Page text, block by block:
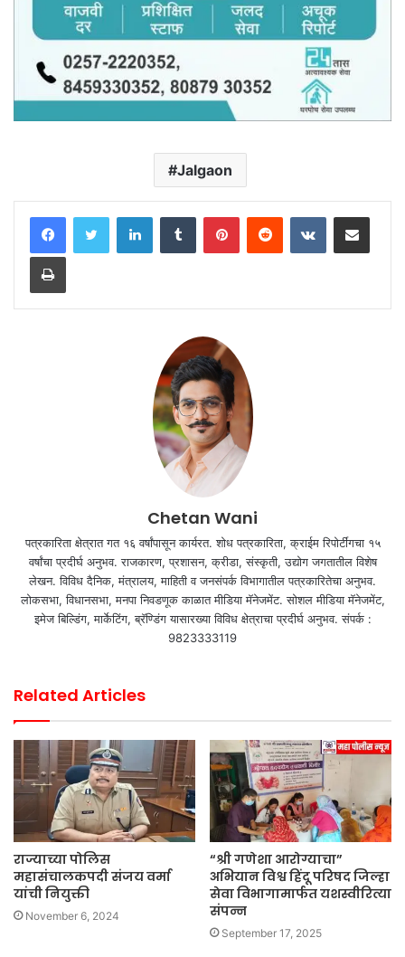
Jalgaon
LinkedInTumblr PinterestReddit VKontakteShare via Email
Print
Chetan Wani
पत्रकारिता क्षेत्रात गत १६ वर्षांपासून कार्यरत. शोध पत्रकारिता, क्राईम रिपोर्टींगचा १५
वर्षांचा प्रदीर्घ अनुभव. राजकारण, प्रशासन, क्रीडा, संस्कृती, उद्योग जगतातील विशेष
लेखन. विविध दैनिक, मंत्रालय, माहिती व जनसंपर्क विभागातील पत्रकारितेचा अनुभव.
लोकसभा, विधानसभा, मनपा निवडणूक काळात मीडिया मॅनेजमेंट. सोशल मीडिया मॅनेजमेंट,
इमेज बिल्डिंग, मार्केटिंग, ब्रॅण्डिंग यासारख्या विविध क्षेत्राचा प्रदीर्घ अनुभव. संपर्क :
9823333119
Related Articles
राज्याच्या पोलिस
महासंचालकपदी संजय वर्मा
यांची नियुक्ती
November 6, 2024
“श्री गणेशा आरोग्याचा”
अभियान विश्व हिंदू परिषद जिल्हा
सेवा विभागामार्फत यशस्वीरित्या
संपन्न
September 17, 2025